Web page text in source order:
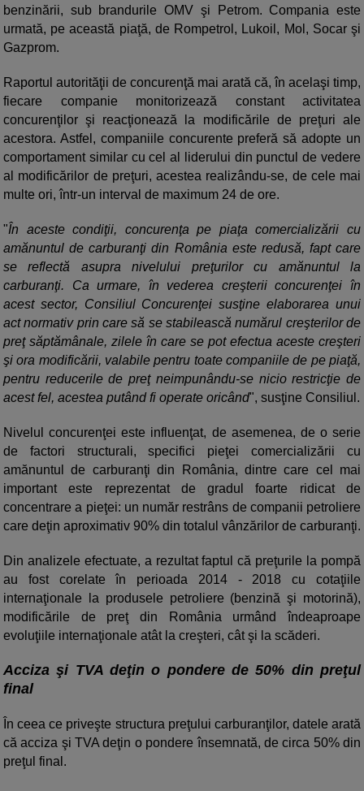
benzinării, sub brandurile OMV şi Petrom. Compania este
urmată, pe această piaţă, de Rompetrol, Lukoil, Mol, Socar şi
Gazprom.
Raportul autorităţii de concurenţă mai arată că, în acelaşi timp,
fiecare companie monitorizează constant activitatea
concurenţilor şi reacţionează la modificările de preţuri ale
acestora. Astfel, companiile concurente preferă să adopte un
comportament similar cu cel al liderului din punctul de vedere
al modificărilor de preţuri, acestea realizându-se, de cele mai
multe ori, într-un interval de maximum 24 de ore.
"În aceste condiţii, concurenţa pe piaţa comercializării cu
amănuntul de carburanţi din România este redusă, fapt care
se reflectă asupra nivelului preţurilor cu amănuntul la
carburanţi. Ca urmare, în vederea creşterii concurenţei în
acest sector, Consiliul Concurenţei susţine elaborarea unui
act normativ prin care să se stabilească numărul creşterilor de
preţ săptămânale, zilele în care se pot efectua aceste creşteri
şi ora modificării, valabile pentru toate companiile de pe piaţă,
pentru reducerile de preţ neimpunându-se nicio restricţie de
acest fel, acestea putând fi operate oricând", susţine Consiliul.
Nivelul concurenţei este influenţat, de asemenea, de o serie
de factori structurali, specifici pieţei comercializării cu
amănuntul de carburanţi din România, dintre care cel mai
important este reprezentat de gradul foarte ridicat de
concentrare a pieţei: un număr restrâns de companii petroliere
care deţin aproximativ 90% din totalul vânzărilor de carburanţi.
Din analizele efectuate, a rezultat faptul că preţurile la pompă
au fost corelate în perioada 2014 - 2018 cu cotaţiile
internaţionale la produsele petroliere (benzină şi motorină),
modificările de preţ din România urmând îndeaproape
evoluţiile internaţionale atât la creşteri, cât şi la scăderi.
Acciza şi TVA deţin o pondere de 50% din preţul
final
În ceea ce priveşte structura preţului carburanţilor, datele arată
că acciza şi TVA deţin o pondere însemnată, de circa 50% din
preţul final.